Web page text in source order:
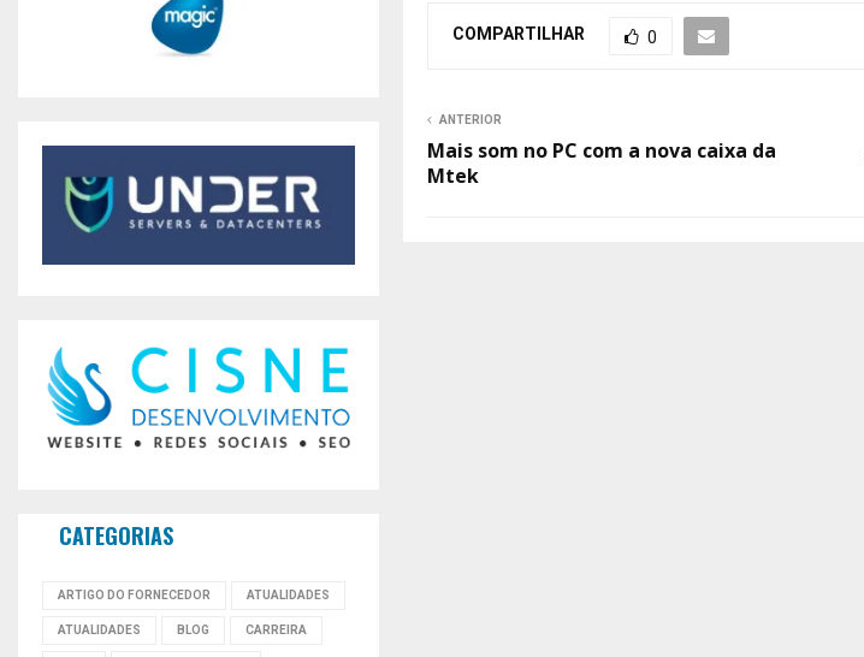
COMPARTILHAR 0
ANTERIOR
Mais som no PC com a nova caixa da
Mtek
CATEGORIAS
ARTIGO DO FORNECEDOR ATUALIDADES
ATUALIDADES BLOG CARREIRA